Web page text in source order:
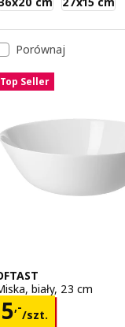
Porównaj
Top Seller
biały, 23 cm
5,-
/szt. 5,-/szt.